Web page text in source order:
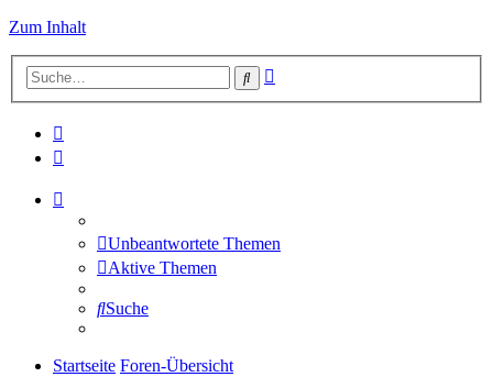
Zum Inhalt
Suche
Unbeantwortete Themen
Aktive Themen
Suche
Startseite Foren-Übersicht